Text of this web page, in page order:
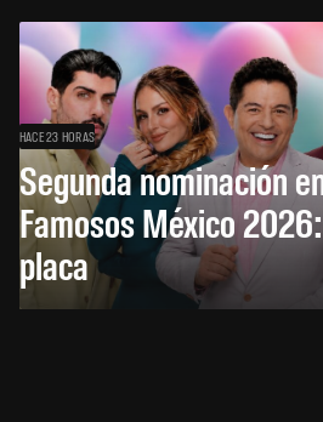
HACE 23 HORAS
Segunda nominación
Famosos México
placa